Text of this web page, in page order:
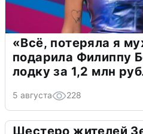
«Всё, потеряла я
подарила Филиппу
лодку за 1,2 млн
5 августа 228
Шестеро жителей